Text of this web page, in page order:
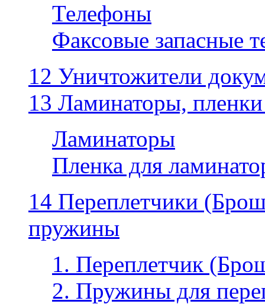
Телефоны
Факсовые запасные
12 Уничтожители
13 Ламинаторы,
Ламинаторы
Пленка для
14 Переплетчики
пружины
1. Переплетчик
2. Пружины для